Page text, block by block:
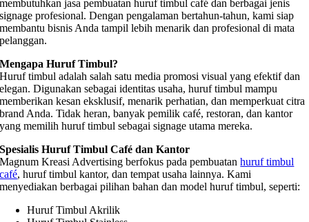
membutuhkan jasa pembuatan huruf timbul café dan berbagai jenis
signage profesional. Dengan pengalaman bertahun-tahun, kami siap
membantu bisnis Anda tampil lebih menarik dan profesional di mata
pelanggan.
Mengapa Huruf Timbul?
Huruf timbul adalah salah satu media promosi visual yang efektif dan
elegan. Digunakan sebagai identitas usaha, huruf timbul mampu
memberikan kesan eksklusif, menarik perhatian, dan memperkuat citra
brand Anda. Tidak heran, banyak pemilik café, restoran, dan kantor
yang memilih huruf timbul sebagai signage utama mereka.
Spesialis Huruf Timbul Café dan Kantor
Magnum Kreasi Advertising berfokus pada pembuatanhuruf timbul
café, huruf timbul kantor, dan tempat usaha lainnya. Kami
menyediakan berbagai pilihan bahan dan model huruf timbul, seperti:
Huruf Timbul Akrilik